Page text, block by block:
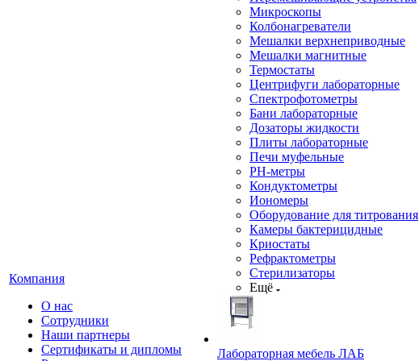
Компания
О нас
Сотрудники
Наши партнеры
Сертификаты и дипломы
Микроскопы
Колбонагреватели
Мешалки верхнеприводные
Мешалки магнитные
Термостаты
Центрифуги лабораторные
Спектрофотометры
Бани лабораторные
Дозаторы жидкости
Плиты лабораторные
Печи муфельные
РН-метры
Кондуктометры
Иономеры
Оборудование для титрования
Камеры бактерицидные
Криостаты
Рефрактометры
Стерилизаторы
Ещё
Лабораторная мебель ЛАБ